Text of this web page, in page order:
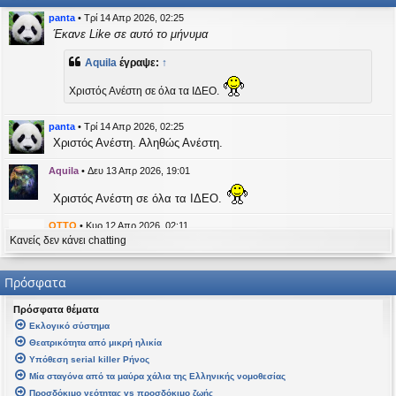
εις
η
panta • Τρί 14 Απρ 2026, 02:25
Έκανε Like σε αυτό το μήνυμα
Aquila έγραψε: ↑
Χριστός Ανέστη σε όλα τα ΙΔΕΟ.
panta • Τρί 14 Απρ 2026, 02:25
Χριστός Ανέστη. Αληθώς Ανέστη.
Aquila • Δευ 13 Απρ 2026, 19:01
Χριστός Ανέστη σε όλα τα ΙΔΕΟ.
OTTO • Κυρ 12 Απρ 2026, 02:11
likes this message
kat_womanέγραψε:↑
pantaέγραψε:↑
Καλή Μεγάλη Εβδομάδα. Καλή Ανάσταση.
Καλή Ανάσταση σε όλους!
Κανείς δεν κάνει chatting
Πρόσφατα
Πρόσφατα θέματα
Εκλογικό σύστημα
Θεατρικότητα από μικρή ηλικία
Υπόθεση serial killer Ρήνος
Μία σταγόνα από τα μαύρα χάλια της Ελληνικής νομοθεσίας
Προσδόκιμο νεότητας vs προσδόκιμο ζωής